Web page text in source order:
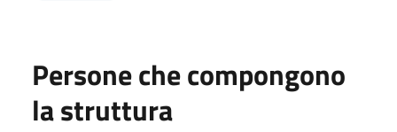
Persone che compongono
la struttura